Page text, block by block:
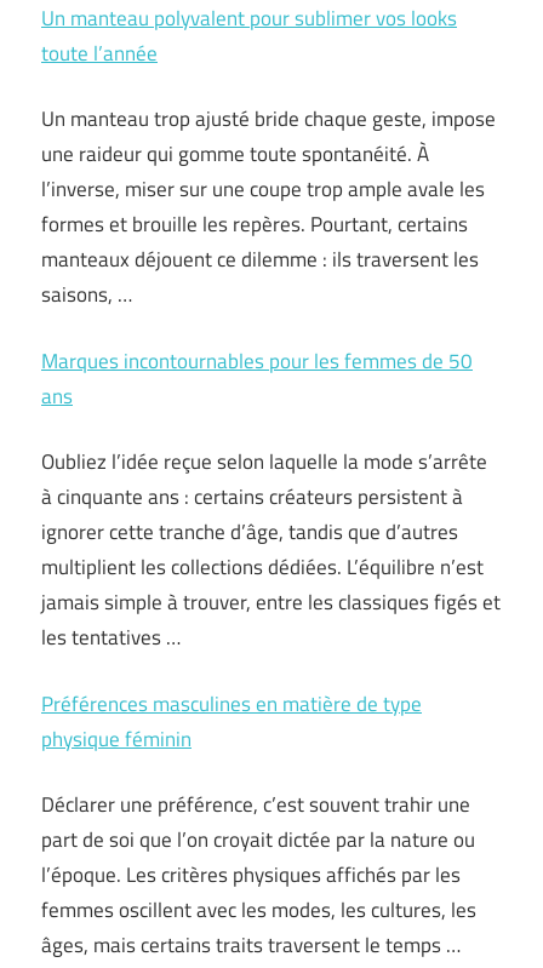
Un manteau polyvalent pour sublimer vos looks
toute l’année
Un manteau trop ajusté bride chaque geste, impose
une raideur qui gomme toute spontanéité. À
l’inverse, miser sur une coupe trop ample avale les
formes et brouille les repères. Pourtant, certains
manteaux déjouent ce dilemme : ils traversent les
saisons, …
Marques incontournables pour les femmes de 50
ans
Oubliez l’idée reçue selon laquelle la mode s’arrête
à cinquante ans : certains créateurs persistent à
ignorer cette tranche d’âge, tandis que d’autres
multiplient les collections dédiées. L’équilibre n’est
jamais simple à trouver, entre les classiques figés et
les tentatives …
Préférences masculines en matière de type
physique féminin
Déclarer une préférence, c’est souvent trahir une
part de soi que l’on croyait dictée par la nature ou
l’époque. Les critères physiques affichés par les
femmes oscillent avec les modes, les cultures, les
âges, mais certains traits traversent le temps …